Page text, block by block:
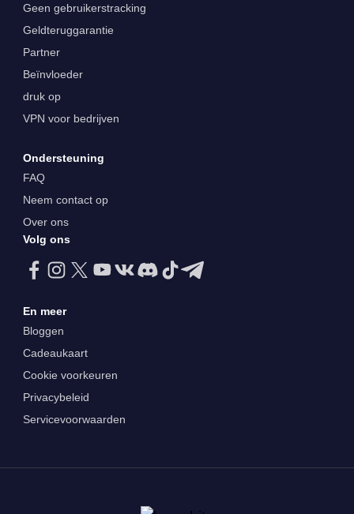
Geen gebruikerstracking
Geldteruggarantie
Partner
Beïnvloeder
druk op
VPN voor bedrijven
Ondersteuning
FAQ
Neem contact op
Over ons
Volg ons
En meer
Bloggen
Cadeaukaart
Cookie voorkeuren
Privacybeleid
Servicevoorwaarden